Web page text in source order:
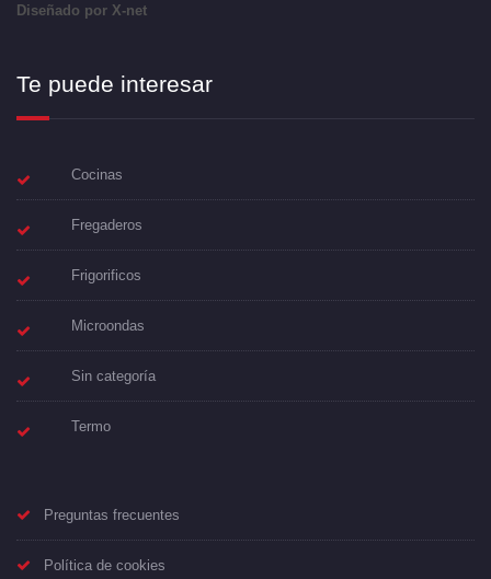
Diseñado por X-net
Te puede interesar
Cocinas
Fregaderos
Frigorificos
Microondas
Sin categoría
Termo
Preguntas frecuentes
Política de cookies